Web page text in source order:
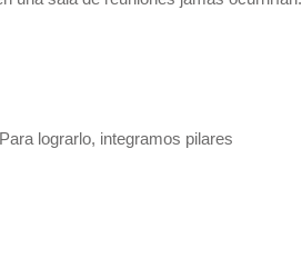
lograrlo, integramos pilares